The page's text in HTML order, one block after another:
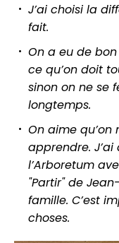
J’ai choisi la
fait.
On a eu de
ce qu’on doit
sinon on ne se
longtemps.
On aime qu’on
apprendre. J’ai
l’Arboretum
"Partir" de
famille. C’est
choses.